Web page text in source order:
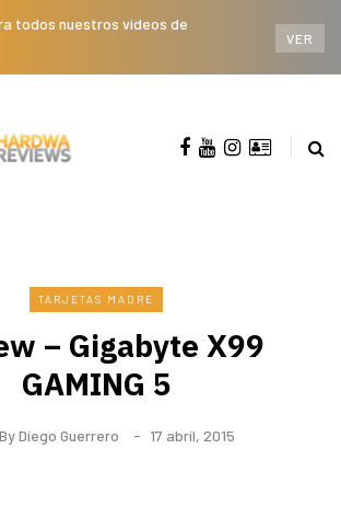
todos nuestros videos de
VER
TARJETAS MADRE
– Gigabyte X99
GAMING 5
ByDiego Guerrero 17 abril, 2015